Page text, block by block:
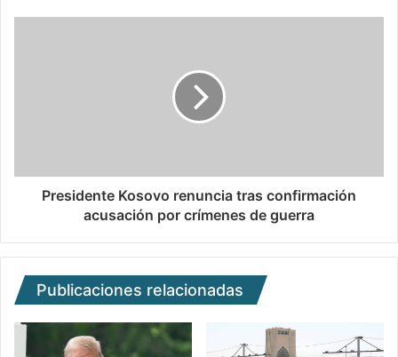
Presidente Kosovo renuncia tras confirmación
acusación por crímenes de guerra
Publicaciones relacionadas